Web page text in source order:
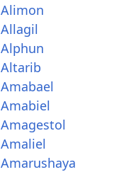
Alimon
Allagil
Alphun
Altarib
Amabael
Amabiel
Amagestol
Amaliel
Amarushaya